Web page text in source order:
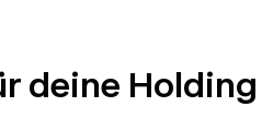
deine Holding